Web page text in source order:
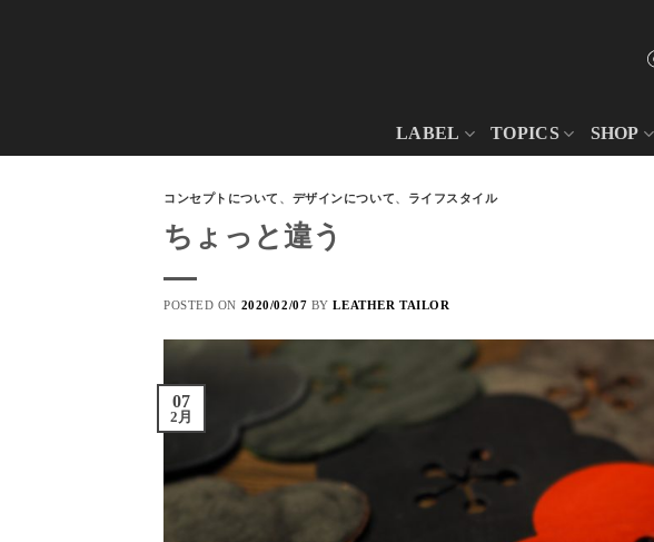
LABEL TOPICS SHOP
コンセプトについて 、 デザインについて、 ライフスタイル
ちょっと違う
POSTED ON 2020/02/07 BYLEATHER TAILOR
07
2月